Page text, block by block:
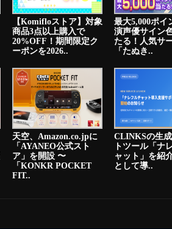
【Komifloストア】対象
商品3点以上購入で
20%OFF！期間限定ク
ーポンを2026..
最大5,000ポイ
演声優サイン
たる！人気サ
「たぬき..
天空、Amazon.co.jpに
「AYANEO公式スト
ア」を開設 〜
「KONKR POCKET
FIT..
CLINKSの生
トツール「ナ
ャット」を紹
として導..